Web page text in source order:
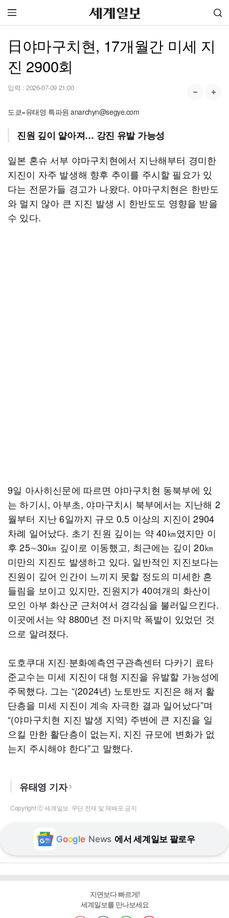
日야마구치현, 17개월간 미세 지
진 2900회
입력 : 2026-07-09 21:00
도쿄=유태영 특파원 anarchyn@segye.com
진원 깊이 얕아져… 강진 유발 가능성
일본 혼슈 서부 야마구치현에서 지난해부터 경미한
지진이 자주 발생해 향후 추이를 주시할 필요가 있
다는 전문가들 경고가 나왔다. 야마구치현은 한반도
와 멀지 않아 큰 지진 발생 시 한반도도 영향을 받을
수 있다.
9일 아사히신문에 따르면 야마구치현 동북부에 있
는 하기시, 아부초, 야마구치시 북부에서는 지난해 2
월부터 지난 6일까지 규모 0.5 이상의 지진이 2904
차례 일어났다. 초기 진원 깊이는 약 40㎞였지만 이
후 25∼30㎞ 깊이로 이동했고, 최근에는 깊이 20㎞
미만의 지진도 발생하고 있다. 일반적인 지진보다는
진원이 깊어 인간이 느끼지 못할 정도의 미세한 흔
들림을 보이고 있지만, 진원지가 40여개의 화산이
모인 아부 화산군 근처여서 경각심을 불러일으킨다.
이곳에서는 약 8800년 전 마지막 폭발이 있었던 것
으로 알려졌다.
도호쿠대 지진·분화예측연구관측센터 다카기 료타
준교수는 미세 지진이 대형 지진을 유발할 가능성에
주목했다. 그는 “(2024년) 노토반도 지진은 해저 활
단층을 미세 지진이 계속 자극한 결과 일어났다”며
“(야마구치현 지진 발생 지역) 주변에 큰 지진을 일
으킬 만한 활단층이 없는지, 지진 규모에 변화가 없
는지 주시해야 한다”고 말했다.
유태영 기자
Copyright ⓒ 세계일보. 무단 전재 및 재배포 금지
Google News 에서 세계일보 팔로우
지면보다 빠르게!
세계일보를 만나보세요